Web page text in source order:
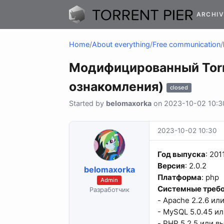
Home/About everything/Free communication/
Модифицированный
ознакомления)
closed
Started by belomaxorka on 2023-10-02
belomaxorka
Admin
Разработчик
2023-10-02 10:30
Год выпуска:
Версия: 2.0.2
Платформа: php
Системные
- Apache 2.2.6
- MySQL 5.0.45